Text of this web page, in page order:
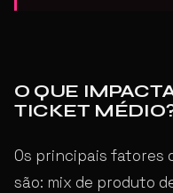
O QUE
TICKET
Os principais fatores
são: mix de produto